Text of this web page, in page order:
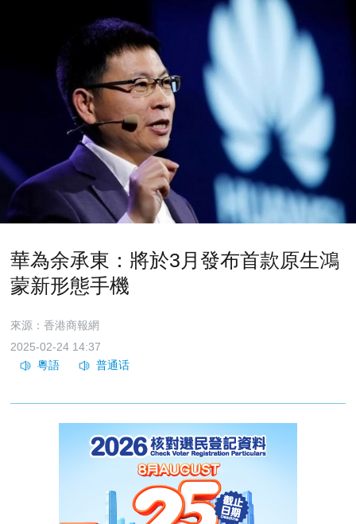
華為余承東：將於3月發布首款原生鴻
蒙新形態手機
來源：香港商報網
2025-02-24 14:37